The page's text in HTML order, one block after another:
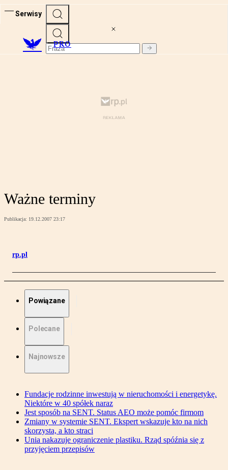
Serwisy
PRO
Ważne terminy
Publikacja: 19.12.2007 23:17
rp.pl
Powiązane
Polecane
Najnowsze
Fundacje rodzinne inwestują w nieruchomości i energetykę.
Niektóre w 40 spółek naraz
Jest sposób na SENT. Status AEO może pomóc firmom
Zmiany w systemie SENT. Ekspert wskazuje kto na nich
skorzysta, a kto straci
Unia nakazuje ograniczenie plastiku. Rząd spóźnia się z
przyjęciem przepisów